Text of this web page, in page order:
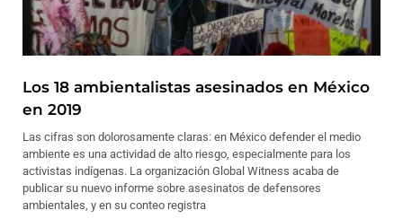
Los 18 ambientalistas asesinados en México
en 2019
Las cifras son dolorosamente claras: en México defender el medio
ambiente es una actividad de alto riesgo, especialmente para los
activistas indígenas. La organización Global Witness acaba de
publicar su nuevo informe sobre asesinatos de defensores
ambientales, y en su conteo registra